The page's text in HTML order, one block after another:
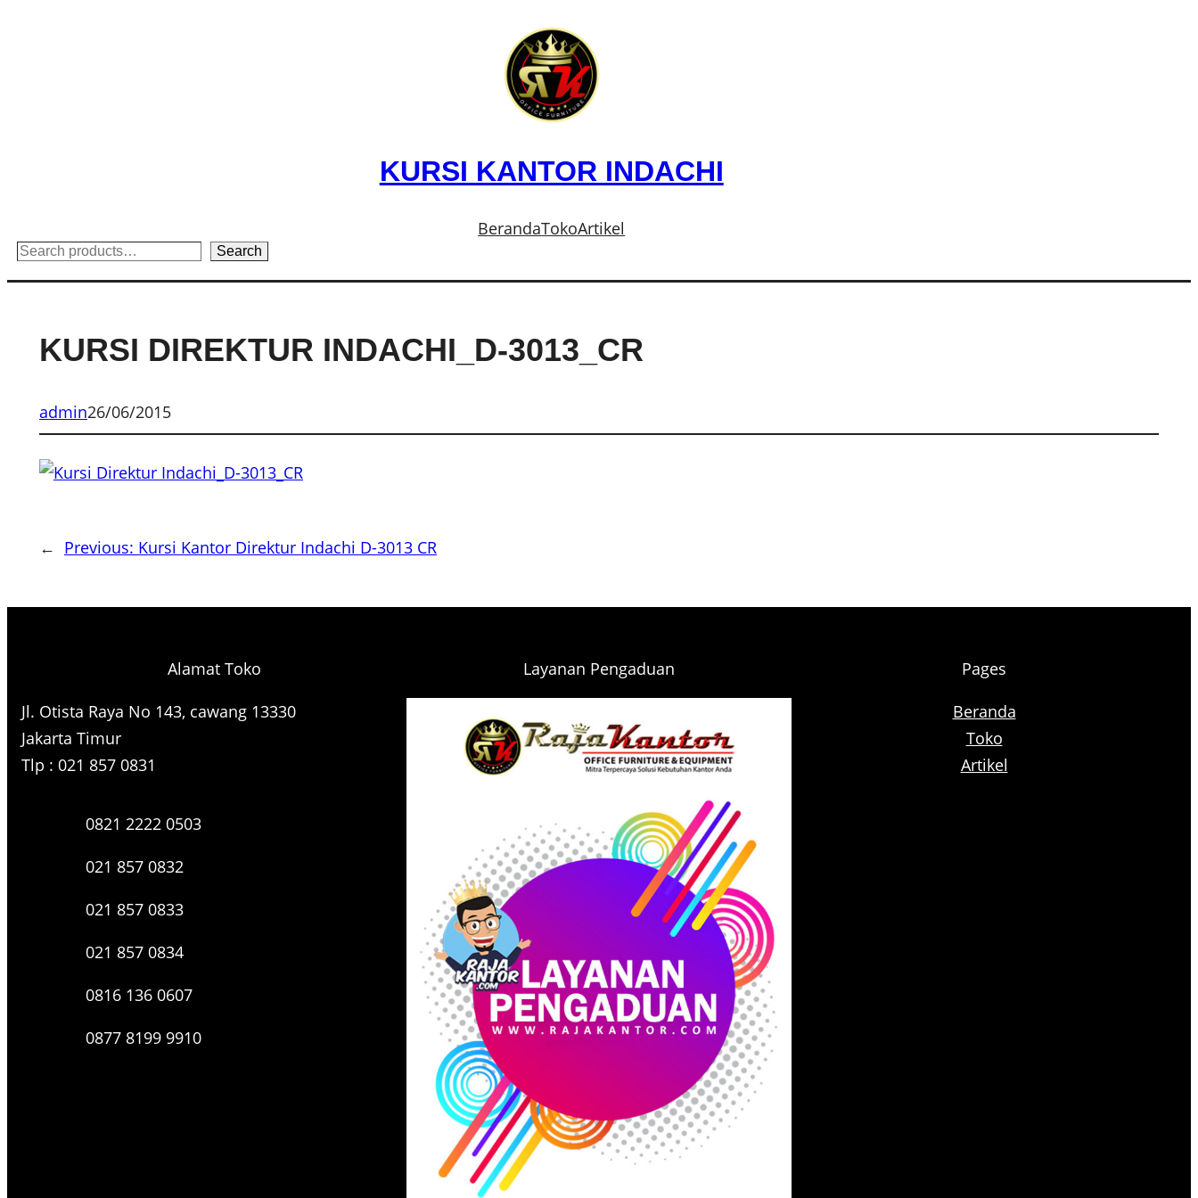
KURSI KANTOR INDACHI
BerandaTokoArtikel
Search
Search
KURSI DIREKTUR INDACHI_D-3013_CR
admin26/06/2015
← Previous: Kursi Kantor Direktur Indachi D-3013 CR
Alamat Toko
Jl. Otista Raya No 143, cawang 13330
Jakarta Timur
Tlp : 021 857 0831
0821 2222 0503
021 857 0832
021 857 0833
021 857 0834
0816 136 0607
0877 8199 9910
Layanan Pengaduan
Pages
Beranda
Toko
Artikel